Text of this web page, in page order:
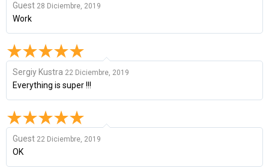
Guest 28 Diciembre, 2019
Work
Sergіy Kustra 22 Diciembre, 2019
Everything is super !!!
Guest 22 Diciembre, 2019
OK